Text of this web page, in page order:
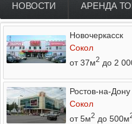
Главное меню
НОВОСТИ АРЕНДА
Новочеркасск
Сокол
от 37м2 до 2
Ростов-на-Дону
Сокол
от 5м2 до 500м